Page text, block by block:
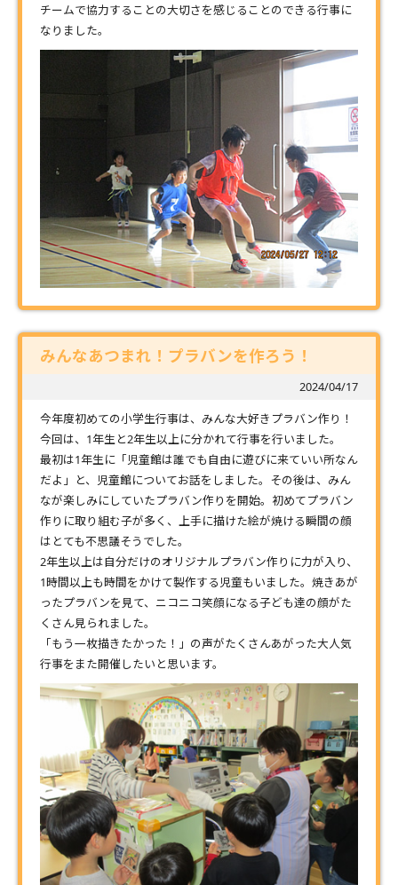
チームで協力することの大切さを感じることのできる行事に
なりました。
みんなあつまれ！プラバンを作ろう！
2024/04/17
今年度初めての小学生行事は、みんな大好きプラバン作り！
今回は、1年生と2年生以上に分かれて行事を行いました。
最初は1年生に「児童館は誰でも自由に遊びに来ていい所なん
だよ」と、児童館についてお話をしました。その後は、みん
なが楽しみにしていたプラバン作りを開始。初めてプラバン
作りに取り組む子が多く、上手に描けた絵が焼ける瞬間の顔
はとても不思議そうでした。
2年生以上は自分だけのオリジナルプラバン作りに力が入り、
1時間以上も時間をかけて製作する児童もいました。焼きあが
ったプラバンを見て、ニコニコ笑顔になる子ども達の顔がた
くさん見られました。
「もう一枚描きたかった！」の声がたくさんあがった大人気
行事をまた開催したいと思います。